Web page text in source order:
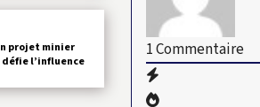
1Commentaire
projet minier
l’influence